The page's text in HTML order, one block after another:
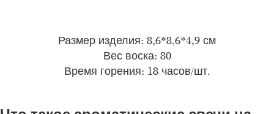
Размер изделия: 8,6*8,6*4,9 см
Вес воска: 80
Время горения: 18 часов/шт.